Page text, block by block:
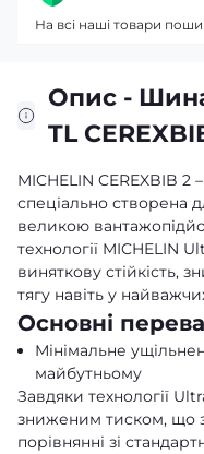
Опис -
TL
MICHELIN CEREXBIB
спеціально створена
великою
технології MICHELIN
виняткову стійкість,
тягу навіть у
Основні
Мінімальне
майбутньому
Завдяки технології
зниженим тиском, що
порівнянні зі
На всі наші товари